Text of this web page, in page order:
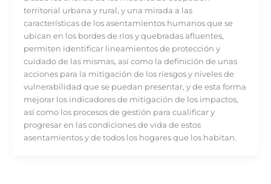
territorial urbana y rural, y una mirada a las
características de los asentamientos humanos que se
ubican en los bordes de ríos y quebradas afluentes,
permiten identificar lineamientos de protección y
cuidado de las mismas, así como la definición de unas
acciones para la mitigación de los riesgos y niveles de
vulnerabilidad que se puedan presentar, y de esta forma
mejorar los indicadores de mitigación de los impactos,
así como los procesos de gestión para cualificar y
progresar en las condiciones de vida de estos
asentamientos y de todos los hogares que los habitan.